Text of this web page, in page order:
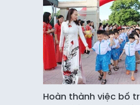
Hoàn thành việc bố